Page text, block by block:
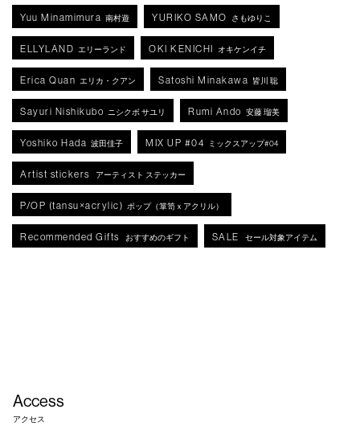
Yuu Minamimura 南村遊 YURIKO SAMO さもゆりこ
ELLYLAND エリーランド OKI KENICHI オキケンイチ
Erica Quan エリカ・クアン Satoshi Minakawa 皆川 聡
Sayuri Nishikubo ニシクボ サユリ Rumi Ando 安藤 瑠美
Yoshiko Hada 波田佳子 MIX UP #04 ミックスアップ#04
Artist stickers アーティスト ステッカー
P/OP (tansu×acrylic) ポップ（箪笥ｘアクリル）
Recommended Gifts おすすめのギフト SALE セール対象アイテム
Access
アクセス